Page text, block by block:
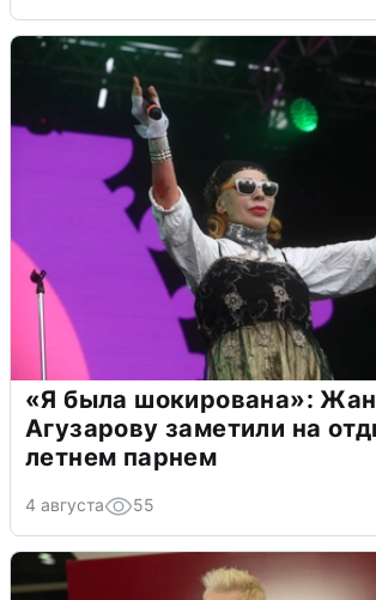
«Я была шокирована»:
Агузарову заметили на
летнем парнем
4 августа 55